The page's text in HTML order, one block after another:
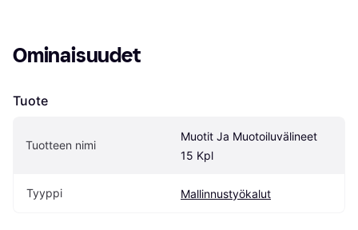
Ominaisuudet
Tuote
Tuotteen nimi
Muotit Ja Muotoiluvälineet
15 Kpl
Tyyppi Mallinnustyökalut